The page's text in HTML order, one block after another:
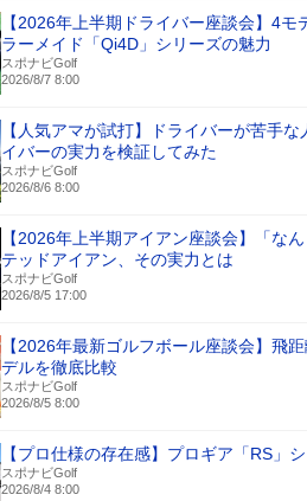
【2026年上半期ドライバー座談会】4
ラーメイド「Qi4D」シリーズの魅力
スポナビGolf
2026/8/7 8:00
【人気アマが試打】ドライバーが苦手
イバーの実力を検証してみた
スポナビGolf
2026/8/6 8:00
【2026年上半期アイアン座談会】「な
テッドアイアン、その実力とは
スポナビGolf
2026/8/5 17:00
【2026年最新ゴルフボール座談会】飛
デルを徹底比較
スポナビGolf
2026/8/5 8:00
【プロ仕様の存在感】プロギア「RS」
スポナビGolf
2026/8/4 8:00